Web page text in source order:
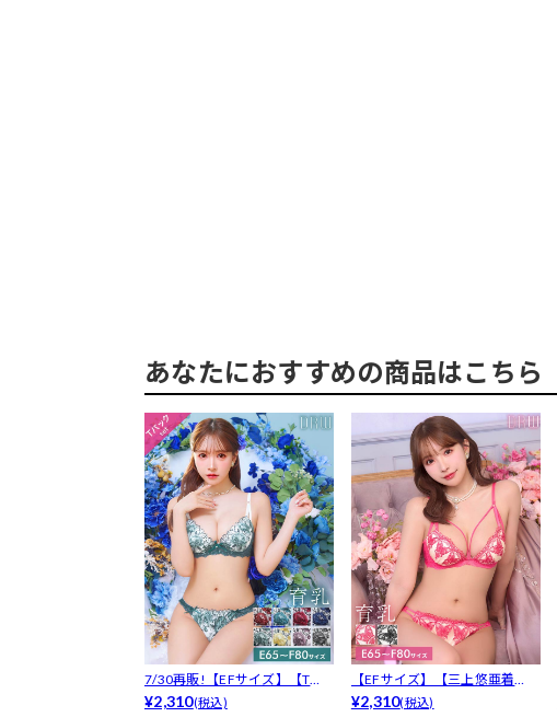
あなたにおすすめの商品はこちら
7/30再販!【EFサイズ】【Tバ
ック...
¥2,310(税込)
【EFサイズ】【三上悠亜着
用】グロリア...
¥2,310(税込)